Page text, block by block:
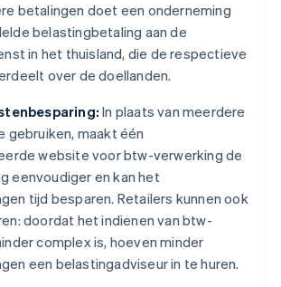
betalingen doet een onderneming
belastingbetaling aan de
in het thuisland, die de respectieve
over de doellanden.
In plaats van meerdere
gebruiken, maakt één
website voor btw-verwerking de
eenvoudiger en kan het
tijd besparen. Retailers kunnen ook
doordat het indienen van btw-
complex is, hoeven minder
een belastingadviseur in te huren.